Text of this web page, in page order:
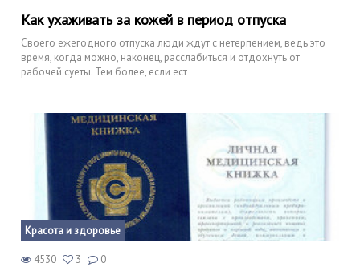
Как ухаживать за кожей в период отпуска
Своего ежегодного отпуска люди ждут с нетерпением, ведь это
время, когда можно, наконец, расслабиться и отдохнуть от
рабочей суеты. Тем более, если ест
Красота и здоровье
4530 3 0